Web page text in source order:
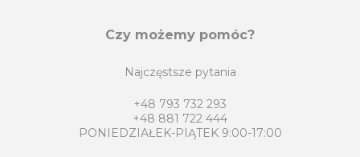
Czy możemy pomóc?
Najczęstsze pytania
+48 793 732 293
+48 881 722 444
PONIEDZIAŁEK-PIĄTEK 9:00-17:00